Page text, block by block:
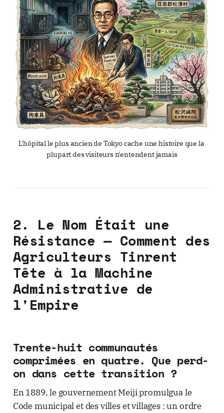
L'hôpital le plus ancien de Tokyo cache une histoire que la
plupart des visiteurs n'entendent jamais
2. Le Nom Était une
Résistance — Comment des
Agriculteurs Tinrent
Tête à la Machine
Administrative de
l'Empire
Trente-huit communautés
comprimées en quatre. Que perd-
on dans cette transition ?
En 1889, le gouvernement Meiji promulgua le
Code municipal et des villes et villages : un ordre